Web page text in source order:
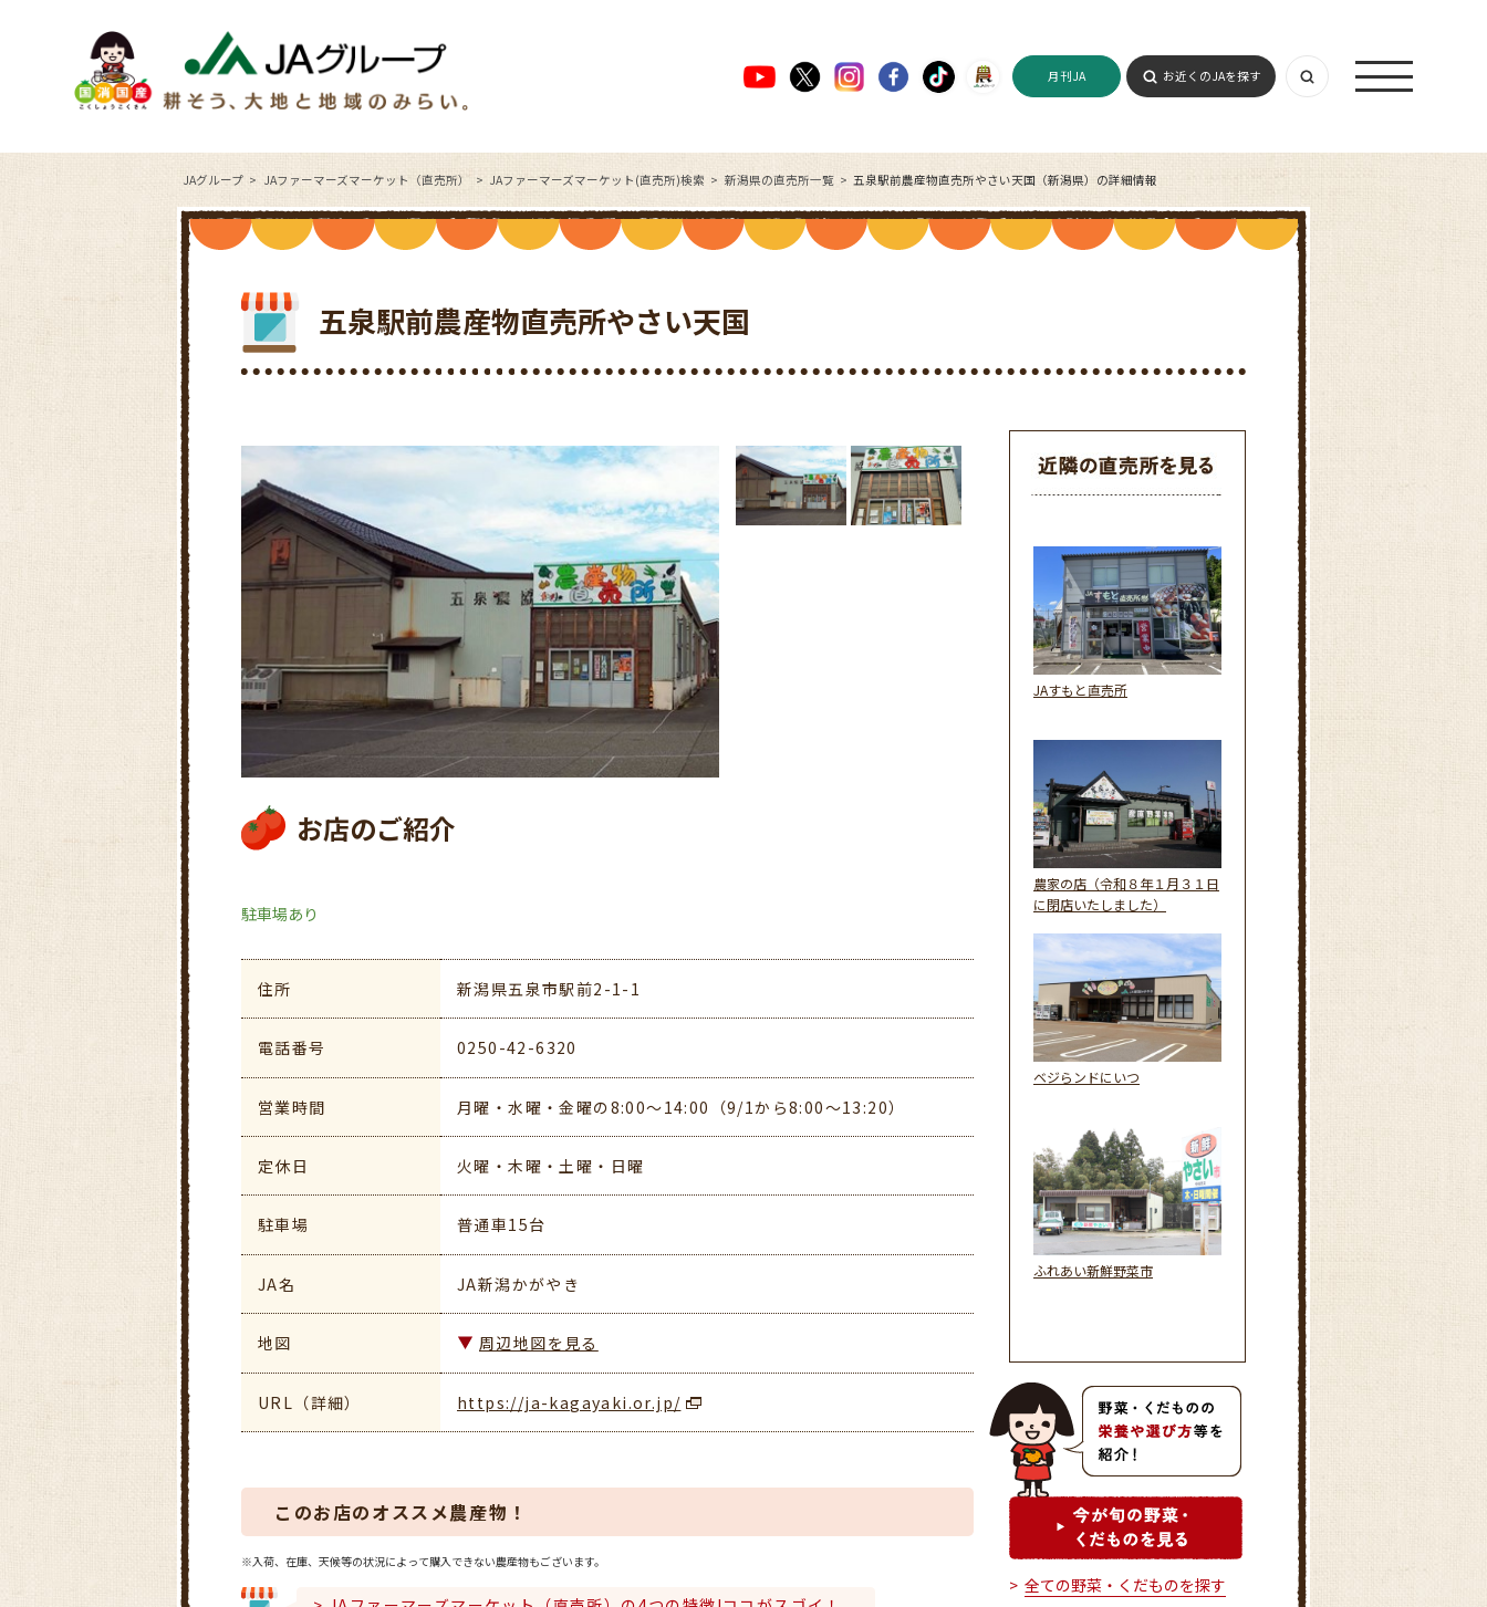
月刊JA お近くのJAを探す
JAグループ JAファーマーズマーケット（直売所） JAファーマーズマーケット(直売所)検索 新潟県の直売所一覧 五泉駅前農産物直売所やさい天国（新潟県）の詳細情報
五泉駅前農産物直売所やさい天国
お店のご紹介
駐車場あり
住所 新潟県五泉市駅前2-1-1
電話番号 0250-42-6320
営業時間 月曜・水曜・金曜の8:00～14:00（9/1から8:00～13:20）
定休日 火曜・木曜・土曜・日曜
駐車場 普通車15台
JA名 JA新潟かがやき
地図 周辺地図を見る
URL（詳細） https://ja-kagayaki.or.jp/
このお店のオススメ農産物！
※入荷、在庫、天候等の状況によって購入できない農産物もございます。
JAすもと直売所
農家の店（令和８年１月３１日
に閉店いたしました）
ベジらンドにいつ
ふれあい新鮮野菜市
全ての野菜・くだものを探す